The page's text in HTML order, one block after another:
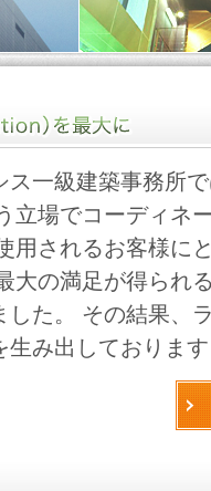
ス一級建築事務所
立場でコーディネ
用されるお客様に
大の満足が得られ
した。 その結果、
生み出しておりま